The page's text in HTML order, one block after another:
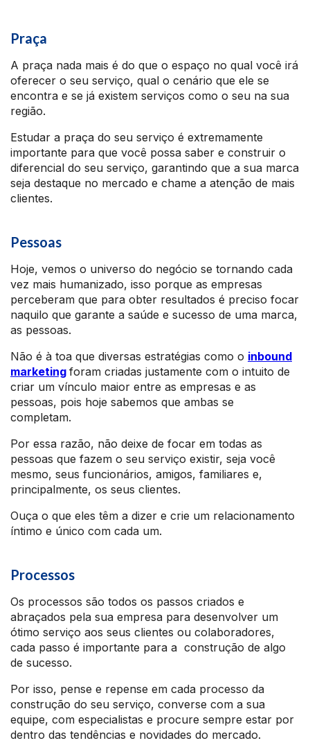
Praça
A praça nada mais é do que o espaço no qual você irá
oferecer o seu serviço, qual o cenário que ele se
encontra e se já existem serviços como o seu na sua
região.
Estudar a praça do seu serviço é extremamente
importante para que você possa saber e construir o
diferencial do seu serviço, garantindo que a sua marca
seja destaque no mercado e chame a atenção de mais
clientes.
Pessoas
Hoje, vemos o universo do negócio se tornando cada
vez mais humanizado, isso porque as empresas
perceberam que para obter resultados é preciso focar
naquilo que garante a saúde e sucesso de uma marca,
as pessoas.
Não é à toa que diversas estratégias como o inbound
marketing foram criadas justamente com o intuito de
criar um vínculo maior entre as empresas e as
pessoas, pois hoje sabemos que ambas se
completam.
Por essa razão, não deixe de focar em todas as
pessoas que fazem o seu serviço existir, seja você
mesmo, seus funcionários, amigos, familiares e,
principalmente, os seus clientes.
Ouça o que eles têm a dizer e crie um relacionamento
íntimo e único com cada um.
Processos
Os processos são todos os passos criados e
abraçados pela sua empresa para desenvolver um
ótimo serviço aos seus clientes ou colaboradores,
cada passo é importante para a construção de algo
de sucesso.
Por isso, pense e repense em cada processo da
construção do seu serviço, converse com a sua
equipe, com especialistas e procure sempre estar por
dentro das tendências e novidades do mercado.